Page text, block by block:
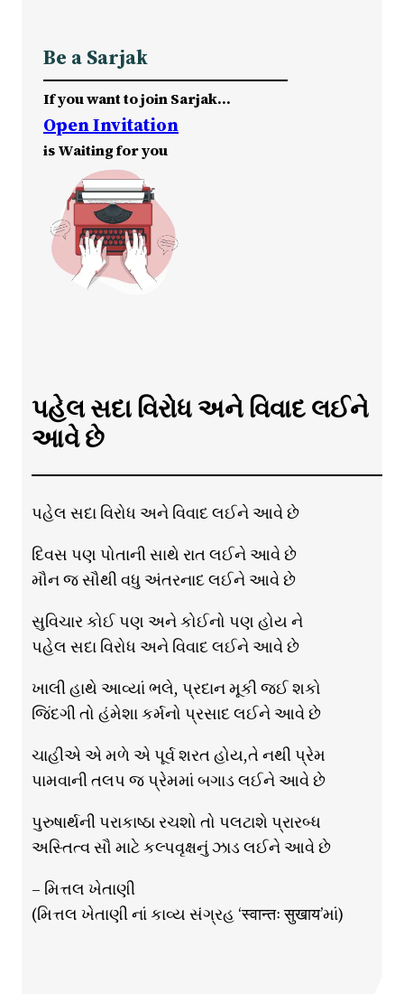
Be a Sarjak
If you want to join Sarjak…
Open Invitation
is Waiting for you
પહેલ સદા વિરોધ અને વિવાદ લઈને
આવે છે
પહેલ સદા વિરોધ અને વિવાદ લઈને આવે છે
દિવસ પણ પોતાની સાથે રાત લઈને આવે છે
મૌન જ સૌથી વધુ અંતરનાદ લઈને આવે છે
સુવિચાર કોઈ પણ અને કોઈનો પણ હોય ને
પહેલ સદા વિરોધ અને વિવાદ લઈને આવે છે
ખાલી હાથે આવ્યાં ભલે, પ્રદાન મૂકી જઈ શકો
જિંદગી તો હંમેશા કર્મનો પ્રસાદ લઈને આવે છે
ચાહીએ એ મળે એ પૂર્વ શરત હોય,તે નથી પ્રેમ
પામવાની તલપ જ પ્રેમમાં બગાડ લઈને આવે છે
પુરુષાર્થની પરાકાષ્ઠા રચશો તો પલટાશે પ્રારબ્ધ
અસ્તિત્વ સૌ માટે કલ્પવૃક્ષનું ઝાડ લઈને આવે છે
– મિત્તલ ખેતાણી
(મિત્તલ ખેતાણી નાં કાવ્ય સંગ્રહ ‘स्वान्तः सुखाय’માં)